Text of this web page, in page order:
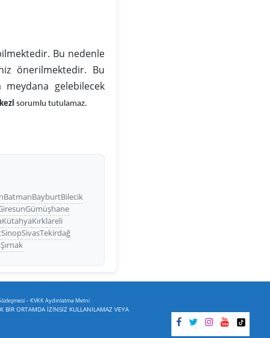
Bu nedenle
önerilmektedir. Bu
meydana gelebilecek
sorumlu tutulamaz.
BatmanBayburtBilecik
Gümüşhane
KütahyaKırklareli
SinopSivasTekirdağ
Şırnak
- KVKK Aydınlatma Metni
BİR ORTAMDA İZİNSİZ KULLANILAMAZ VEYA